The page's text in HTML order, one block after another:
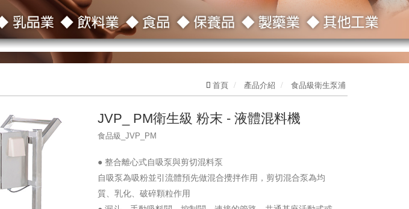
JVP_ SPB衛生級吸粉剪切泵
JVP_PM衛生級 粉末 - 液體混料機
JVP_JH不鏽鋼水泵浦
Fristam(德國)
首頁 產品介紹 食品級衛生泵浦
JVP_ PM衛生級 粉末 - 液體混料機
食品級_JVP_PM
● 整合離心式自吸泵與剪切混料泵
自吸泵為吸粉並引流體預先做混合攪拌作用，剪切混合泵為均
質、乳化、破碎顆粒作用